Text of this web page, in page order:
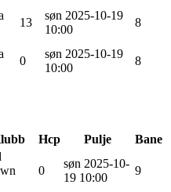
13
søn 2025-10-19
10:00
8
0
søn 2025-10-19
10:00
8
Hcp Pulje Bane
0
søn 2025-10-
19 10:00
9